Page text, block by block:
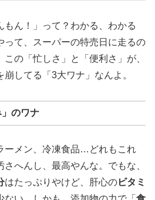
もん！」って？わかる、わかる
って、スーパーの特売日に走るの
の「忙しさ」と「便利さ」が、
してる「3大ワナ」なんよ。
のワナ
ーメン、冷凍食品…どれもこれ
へんし、最高やんな。でもな、
はたっぷりやけど、肝心のビタミ